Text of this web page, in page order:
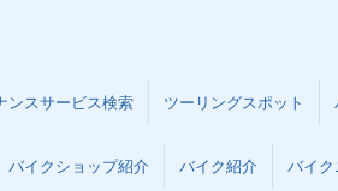
ンスサービス検索 ツーリングスポット
バイクショップ紹介 バイク紹介 バイク